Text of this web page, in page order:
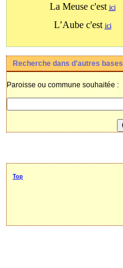
La Meuse c'est ici
L’Aube c'est ici
Recherche dans d'autres bases
Paroisse ou commune souhaitée :
Top